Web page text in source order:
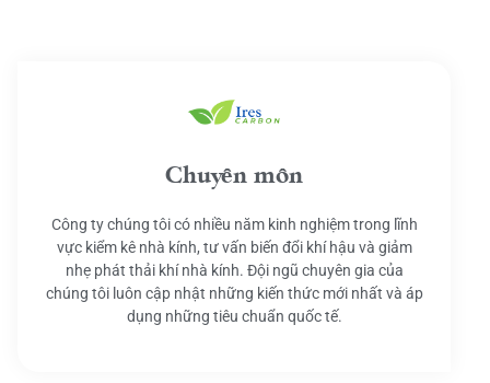
Chuyên môn
Công ty chúng tôi có nhiều năm kinh nghiệm trong lĩnh
vực kiểm kê nhà kính, tư vấn biến đổi khí hậu và giảm
nhẹ phát thải khí nhà kính. Đội ngũ chuyên gia của
chúng tôi luôn cập nhật những kiến thức mới nhất và áp
dụng những tiêu chuẩn quốc tế.